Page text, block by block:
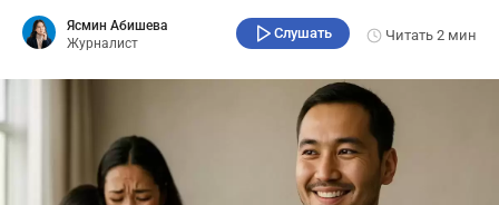
Ясмин Абишева
Журналист
Слушать Читать 2 мин